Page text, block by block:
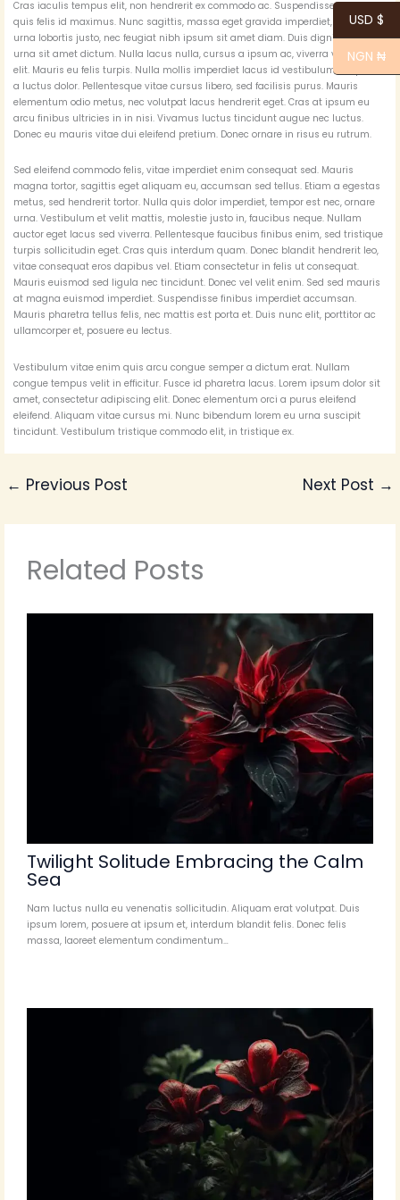
Cras iaculis tempus elit, non hendrerit ex commodo ac. Suspendisse ultricies
quis felis id maximus. Nunc sagittis, massa eget gravida imperdiet, metus
urna lobortis justo, nec feugiat nibh ipsum sit amet diam. Duis dignissim ut
urna sit amet dictum. Nulla lacus nulla, cursus a ipsum ac, viverra venenatis
elit. Mauris eu felis turpis. Nulla mollis imperdiet lacus id vestibulum. Aliquam
a luctus dolor. Pellentesque vitae cursus libero, sed facilisis purus. Mauris
elementum odio metus, nec volutpat lacus hendrerit eget. Cras at ipsum eu
arcu finibus ultricies in in nisi. Vivamus luctus tincidunt augue nec luctus.
Donec eu mauris vitae dui eleifend pretium. Donec ornare in risus eu rutrum.
Sed eleifend commodo felis, vitae imperdiet enim consequat sed. Mauris
magna tortor, sagittis eget aliquam eu, accumsan sed tellus. Etiam a egestas
metus, sed hendrerit tortor. Nulla quis dolor imperdiet, tempor est nec, ornare
urna. Vestibulum et velit mattis, molestie justo in, faucibus neque. Nullam
auctor eget lacus sed viverra. Pellentesque faucibus finibus enim, sed tristique
turpis sollicitudin eget. Cras quis interdum quam. Donec blandit hendrerit leo,
vitae consequat eros dapibus vel. Etiam consectetur in felis ut consequat.
Mauris euismod sed ligula nec tincidunt. Donec vel velit enim. Sed sed mauris
at magna euismod imperdiet. Suspendisse finibus imperdiet accumsan.
Mauris pharetra tellus felis, nec mattis est porta et. Duis nunc elit, porttitor ac
ullamcorper et, posuere eu lectus.
Vestibulum vitae enim quis arcu congue semper a dictum erat. Nullam
congue tempus velit in efficitur. Fusce id pharetra lacus. Lorem ipsum dolor sit
amet, consectetur adipiscing elit. Donec elementum orci a purus eleifend
eleifend. Aliquam vitae cursus mi. Nunc bibendum lorem eu urna suscipit
tincidunt. Vestibulum tristique commodo elit, in tristique ex.
← Previous Post Next Post →
Related Posts
Twilight Solitude Embracing the Calm
Sea
Nam luctus nulla eu venenatis sollicitudin. Aliquam erat volutpat. Duis
ipsum lorem, posuere at ipsum et, interdum blandit felis. Donec felis
massa, laoreet elementum condimentum…
USD $
NGN ₦